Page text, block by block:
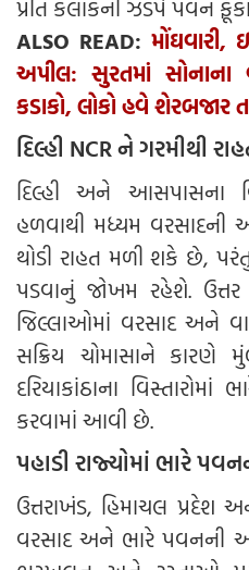
પ્રતિ કલાકની ઝડપે પવન
ALSO READ: મોંઘવારી,
અપીલ: સુરતમાં સોનાના
કડાકો, લોકો હવે શેરબજાર
દિલ્હી NCR ને ગરમીથી
દિલ્હી અને આસપાસના
હળવાથી મધ્યમ વરસાદની
થોડી રાહત મળી શકે છે,
પડવાનું જોખમ રહેશે.
જિલ્લાઓમાં વરસાદ અને
સક્રિય ચોમાસાને કારણે
દરિયાકાંઠાના
કરવામાં આવી છે.
પહાડી રાજ્યોમાં ભારે
ઉત્તરાખંડ, હિમાચલ પ્રદેશ
વરસાદ અને ભારે પવનની